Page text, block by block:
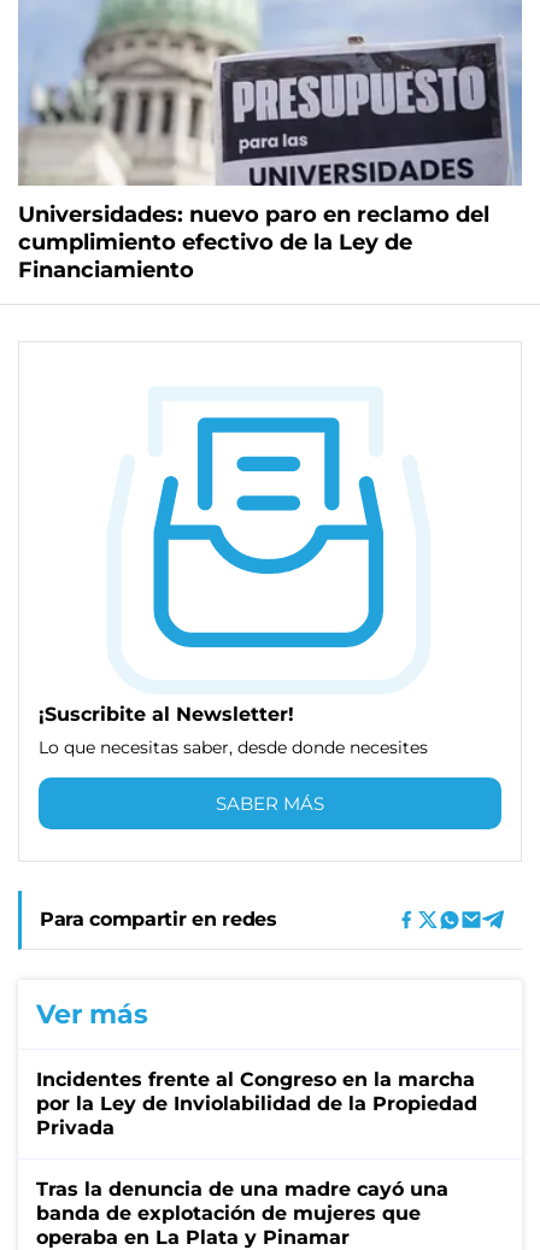
Universidades: nuevo paro en reclamo del
cumplimiento efectivo de la Ley de
Financiamiento
¡Suscribite al Newsletter!
Lo que necesitas saber, desde donde necesites
SABER MÁS
Para compartir en redes
Ver más
Incidentes frente al Congreso en la marcha
por la Ley de Inviolabilidad de la Propiedad
Privada
Tras la denuncia de una madre cayó una
banda de explotación de mujeres que
operaba en La Plata y Pinamar